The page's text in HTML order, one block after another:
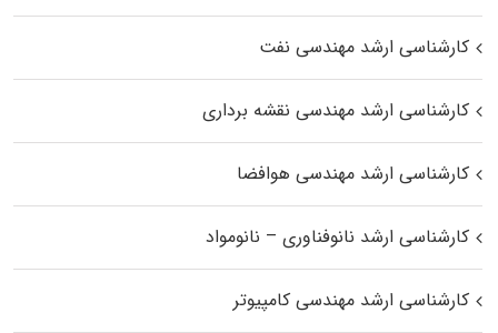
کارشناسی ارشد مهندسی نفت
کارشناسی ارشد مهندسی نقشه برداری
کارشناسی ارشد مهندسی هوافضا
کارشناسی ارشد نانوفناوری – نانومواد
کارشناسی ارشد مهندسی کامپیوتر